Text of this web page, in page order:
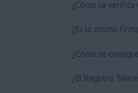
¿Cómo se verifica
¿Es lo mismo
¿Cómo se
¿El Registro